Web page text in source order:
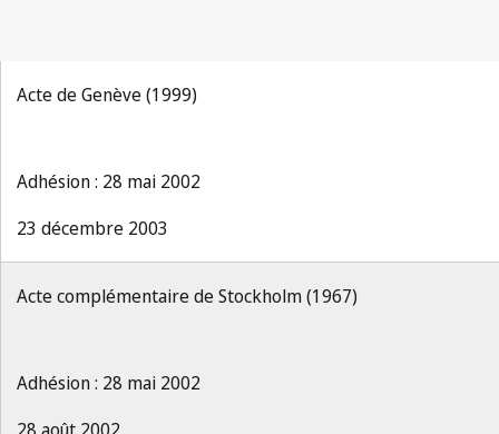
Acte de Genève (1999)
Adhésion : 28 mai 2002
23 décembre 2003
Acte complémentaire de Stockholm (1967)
Adhésion : 28 mai 2002